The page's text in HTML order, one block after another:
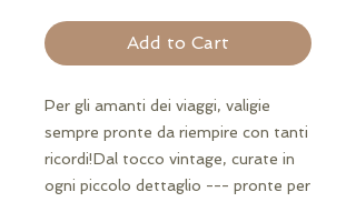
Add to Cart
Per gli amanti dei viaggi, valigie
sempre pronte da riempire con tanti
ricordi!Dal tocco vintage, curate in
ogni piccolo dettaglio --- pronte per